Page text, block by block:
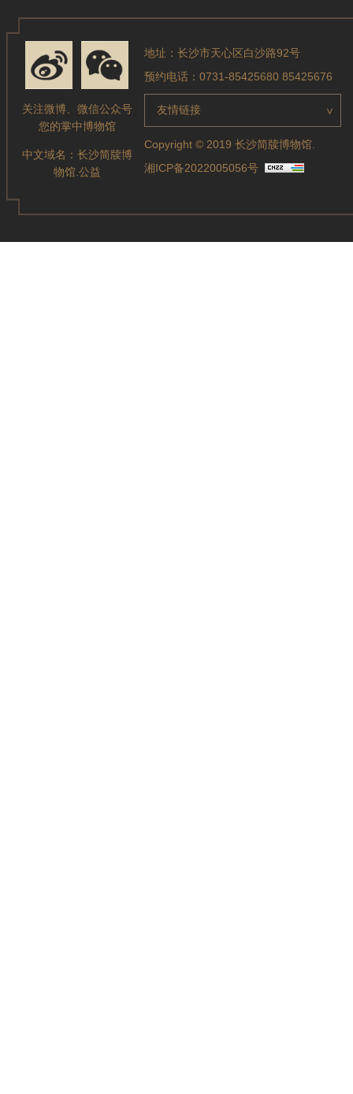
关注微博、微信公众号
您的掌中博物馆
中文域名： 长沙简牍博
物馆.公益
地址：长沙市天心区白沙路92号
预约电话：0731-85425680 85425676
友情链接 >
Copyright © 2019 长沙简牍博物馆.
湘ICP备2022005056号